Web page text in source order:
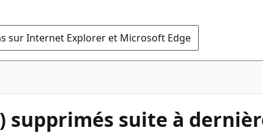
sur Internet Explorer et Microsoft Edge
supprimés suite à